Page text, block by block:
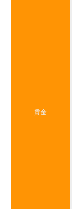
賃金